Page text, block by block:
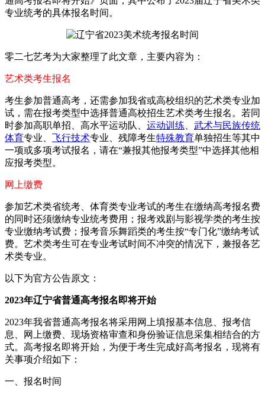
专业统考的具体报名时间。
零二七艺考为大家整理了此文章，主要内容为：
艺术类考生报名
考生参加普通高考，还需参加我省或高校组织的艺术类专业加
试，需在报考类型中选择普通高校招生艺术类考生报名。若同
时参加高职单招、高水平运动队、 运动训练
武术与民族传统
体育专业、 飞行技术专业、残障考生特殊教育单独招生等其中
一项或多项考试报名，请在“兼报其他报考类型”中选择其他相
应报考类型。
网上缴费
参加艺术类省统考、体育类专业考试的考生在缴纳高考报名费
的同时还须缴纳专业统考费用；报考戏剧与影视学类的考生按
专业缴纳考试费；报考音乐舞蹈类的考生按“专门化”缴纳考试
费。艺术类考生可在专业考试时间不冲突的情况下，兼报各艺
术类专业。
以下为官方公告原文：
2023年辽宁省普通高考报名即将开始
2023年我省普通高考报名将采用网上填报基本信息、报考信
息、网上缴费、现场资格审查和身份验证信息采集相结合的方
式。高考报名即将开始，为便于考生完成好高考报名，现将有
关事项介绍如下：
一、报名时间